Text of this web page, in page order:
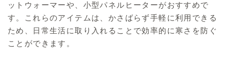
ットウォーマーや、小型パネルヒーターがおすすめで
す。これらのアイテムは、かさばらず手軽に利用できる
ため、日常生活に取り入れることで効率的に寒さを防ぐ
ことができます。